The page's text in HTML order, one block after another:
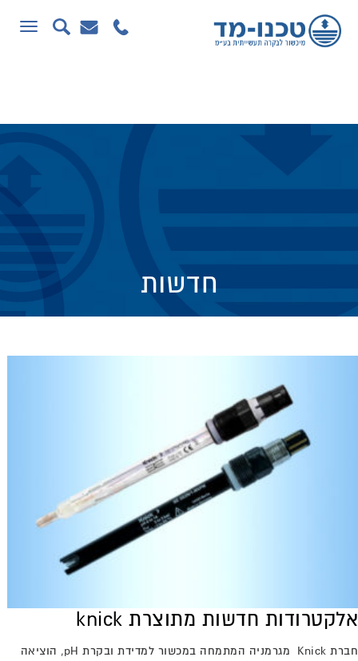
תפריט
חדשות
אלקטרודות חדשות מתוצרת knick
חברת Knick מגרמניה המתמחה במכשור למדידת ובקרת pH, הוציאה